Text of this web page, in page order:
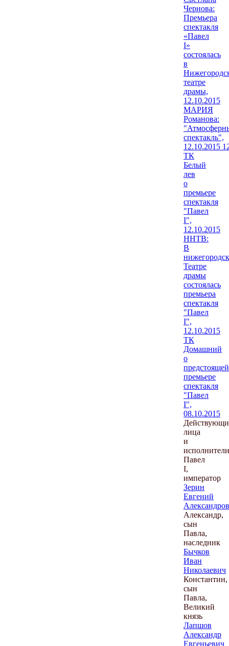
Чернова:
Премьера
спектакля
«Павел
I»
состоялась
в
театре
драмы,
12.10.2015
МАРИЯ
Романова:
спектакль",
12.10.2015
ТК
Белый
лев
о
премьере
спектакля
"Павел
I",
12.10.2015
ННТВ:
В
Театре
драмы
состоялась
премьера
спектакля
"Павел
I",
12.10.2015
ТК
Домашний
о
предстоящей
премьере
спектакля
"Павел
I",
08.10.2015
лица
и
Павел
I,
император
Зерин
Евгений
Александр,
сын
Павла,
наследник
Бычков
Иван
Николаевич
Константин,
сын
Павла,
Великий
князь
Лапшов
Александр
Евгеньевич